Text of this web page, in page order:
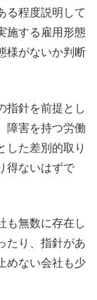
る程度説明して
施する雇用形態
様がないか判断
指針を前提とし
障害を持つ労働
した差別的取り
得ないはずで
も無数に存在し
たり、指針があ
めない会社も少